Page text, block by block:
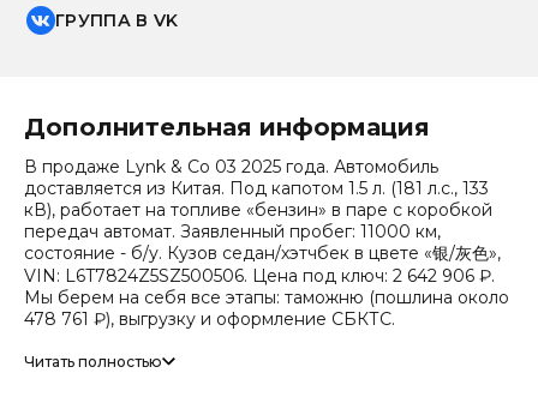
ГРУППА В VK
Дополнительная информация
В продаже Lynk & Co 03 2025 года. Автомобиль
доставляется из Китая. Под капотом 1.5 л. (181 л.с., 133
кВ), работает на топливе «бензин» в паре с коробкой
передач автомат. Заявленный пробег: 11000 км,
состояние - б/у. Кузов седан/хэтчбек в цвете «银/灰色»,
VIN: L6T7824Z5SZ500506. Цена под ключ: 2 642 906 ₽.
Мы берем на себя все этапы: таможню (пошлина около
478 761 ₽), выгрузку и оформление СБКТС.
Цена зависит от курса валют, точный расчет
Читать полностью